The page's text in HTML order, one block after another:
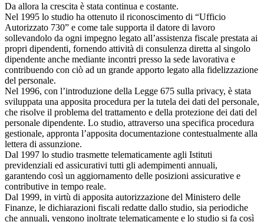
Da allora la crescita è stata continua e costante.
Nel 1995 lo studio ha ottenuto il riconoscimento di “Ufficio
Autorizzato 730” e come tale supporta il datore di lavoro
sollevandolo da ogni impegno legato all’assistenza fiscale prestata ai
propri dipendenti, fornendo attività di consulenza diretta al singolo
dipendente anche mediante incontri presso la sede lavorativa e
contribuendo con ciò ad un grande apporto legato alla fidelizzazione
del personale.
Nel 1996, con l’introduzione della Legge 675 sulla privacy, è stata
sviluppata una apposita procedura per la tutela dei dati del personale,
che risolve il problema del trattamento e della protezione dei dati del
personale dipendente. Lo studio, attraverso una specifica procedura
gestionale, appronta l’apposita documentazione contestualmente alla
lettera di assunzione.
Dal 1997 lo studio trasmette telematicamente agli Istituti
previdenziali ed assicurativi tutti gli adempimenti annuali,
garantendo così un aggiornamento delle posizioni assicurative e
contributive in tempo reale.
Dal 1999, in virtù di apposita autorizzazione del Ministero delle
Finanze, le dichiarazioni fiscali redatte dallo studio, sia periodiche
che annuali, vengono inoltrate telematicamente e lo studio si fa così